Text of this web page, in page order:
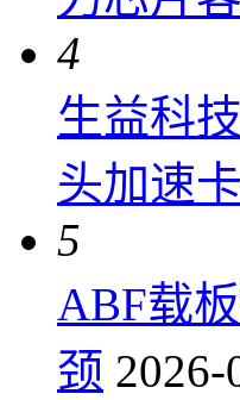
4
生益科
头加速
5
ABF载
颈 2026-